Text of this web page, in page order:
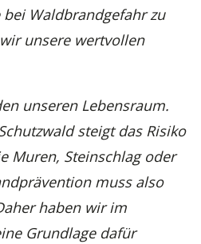
Waldbrandgefahr zu
unsere wertvollen
unseren Lebensraum.
steigt das Risiko
Muren, Steinschlag oder
muss also
haben wir im
Grundlage dafür